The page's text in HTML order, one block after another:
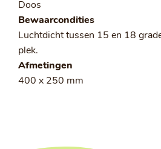
Doos
Bewaarcondities
Luchtdicht tussen 15 en 18
plek.
Afmetingen
400 x 250 mm